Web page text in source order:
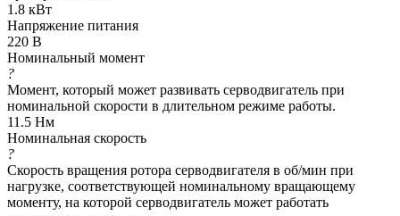
1.8 кВт
Напряжение питания
220 В
Номинальный момент
?
Момент, который может развивать серводвигатель при
номинальной скорости в длительном режиме работы.
11.5 Нм
Номинальная скорость
?
Скорость вращения ротора серводвигателя в об/мин при
нагрузке, соответствующей номинальному вращающему
моменту, на которой серводвигатель может работать